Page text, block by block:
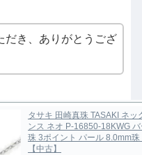
だき、ありがとうござ
タサキ 田崎真珠 TASAKI ネッ
ンス ネオ P-16850-18KWG
珠 3ポイント パール 8.0mm珠
【中古】